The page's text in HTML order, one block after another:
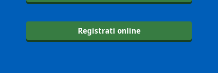
Registrati online